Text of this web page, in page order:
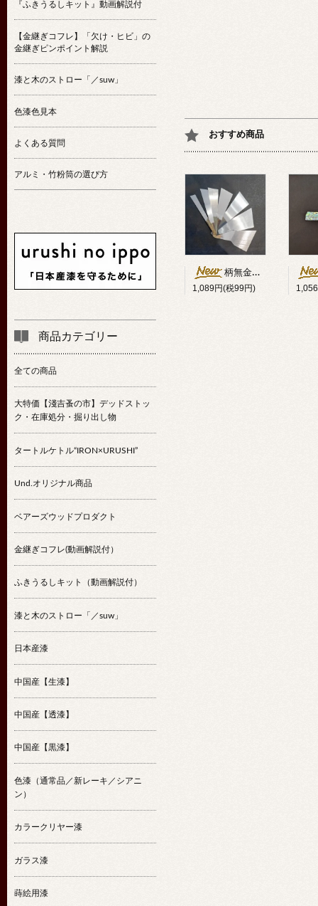
おすすめ商品
柄無金ベラ斜型（ハガネ）
1,089円(税99円)
『ふきうるしキット』動画解説付
【金継ぎコフレ】「欠け・ヒビ」の
金継ぎピンポイント解説
漆と木のストロー「／suw」
色漆色見本
よくある質問
アルミ・竹粉筒の選び方
商品カテゴリー
全ての商品
大特価【淺吉蚤の市】デッドストッ
ク・在庫処分・掘り出し物
タートルケトル“IRON×URUSHI”
Und.オリジナル商品
ベアーズウッドプロダクト
金継ぎコフレ(動画解説付）
ふきうるしキット（動画解説付）
漆と木のストロー「／suw」
日本産漆
中国産【生漆】
中国産【透漆】
中国産【黒漆】
色漆（通常品／新レーキ／シアニ
ン）
カラークリヤー漆
ガラス漆
蒔絵用漆